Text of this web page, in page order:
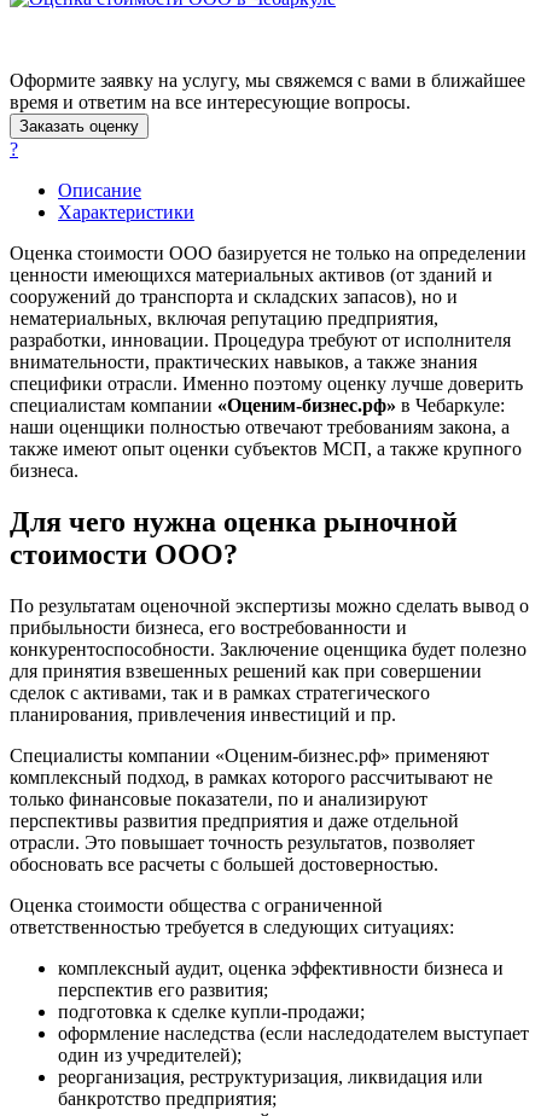
Оформите заявку на услугу, мы свяжемся с вами в ближайшее
время и ответим на все интересующие вопросы.
Заказать оценку
?
Описание
Характеристики
Оценка стоимости ООО базируется не только на определении
ценности имеющихся материальных активов (от зданий и
сооружений до транспорта и складских запасов), но и
нематериальных, включая репутацию предприятия,
разработки, инновации. Процедура требуют от исполнителя
внимательности, практических навыков, а также знания
специфики отрасли. Именно поэтому оценку лучше доверить
специалистам компании «Оценим-бизнес.рф» в Чебаркуле:
наши оценщики полностью отвечают требованиям закона, а
также имеют опыт оценки субъектов МСП, а также крупного
бизнеса.
Для чего нужна оценка рыночной
стоимости ООО?
По результатам оценочной экспертизы можно сделать вывод о
прибыльности бизнеса, его востребованности и
конкурентоспособности. Заключение оценщика будет полезно
для принятия взвешенных решений как при совершении
сделок с активами, так и в рамках стратегического
планирования, привлечения инвестиций и пр.
Специалисты компании «Оценим-бизнес.рф» применяют
комплексный подход, в рамках которого рассчитывают не
только финансовые показатели, по и анализируют
перспективы развития предприятия и даже отдельной
отрасли. Это повышает точность результатов, позволяет
обосновать все расчеты с большей достоверностью.
Оценка стоимости общества с ограниченной
ответственностью требуется в следующих ситуациях:
комплексный аудит, оценка эффективности бизнеса и
перспектив его развития;
подготовка к сделке купли-продажи;
оформление наследства (если наследодателем выступает
один из учредителей);
реорганизация, реструктуризация, ликвидация или
банкротство предприятия;
Астрахань
Ахтубинск
Ачинск
Аша
Баймак
Балабаново
Балашиха
Балашов
Барабинск
Барнаул
Батайск
Бахчисарай
Белая Калитва
Белгород
Белово
Белореченск
Белоярский
Бердск
Березники
Бийск
Бирск
Бирюч
Благовещенск
Благодарный
Боготол
Большой Камень
Борисоглебск
Боровичи
Братск
Бронницы